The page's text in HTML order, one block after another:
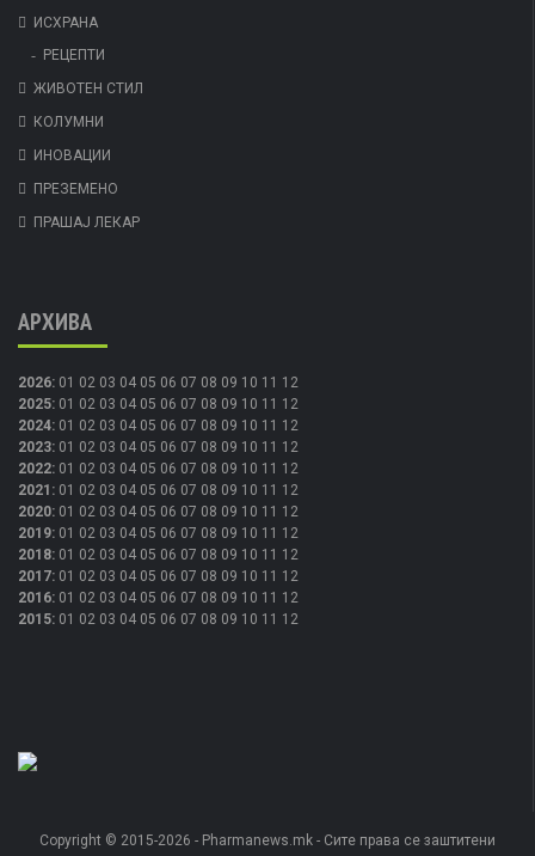
ИСХРАНА
РЕЦЕПТИ
ЖИВОТЕН СТИЛ
КОЛУМНИ
ИНОВАЦИИ
ПРЕЗЕМЕНО
ПРАШАЈ ЛЕКАР
АРХИВА
2026: 01 02 03 04 05 06 07 08 09 10 11 12
2025: 01 02 03 04 05 06 07 08 09 10 11 12
2024: 01 02 03 04 05 06 07 08 09 10 11 12
2023: 01 02 03 04 05 06 07 08 09 10 11 12
2022: 01 02 03 04 05 06 07 08 09 10 11 12
2021 : 01 02 03 04 05 06 07 08 09 10 11 12
2020: 01 02 03 04 05 06 07 08 09 10 11 12
2019: 01 02 03 04 05 06 07 08 09 10 11 12
2018: 01 02 03 04 05 06 07 08 09 10 11 12
2017: 01 02 03 04 05 06 07 08 09 10 11 12
2016: 01 02 03 04 05 06 07 08 09 10 11 12
2015: 01 02 03 04 05 06 07 08 09 10 11 12
Copyright © 2015-2026 - Pharmanews.mk - Сите права се заштитени